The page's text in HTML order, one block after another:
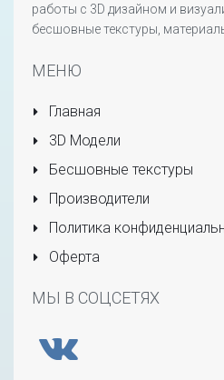
работы с 3D дизайном и
бесшовные текстуры,
МЕНЮ
Главная
3D Модели
Бесшовные текстуры
Производители
Политика
Оферта
МЫ В СОЦСЕТЯХ